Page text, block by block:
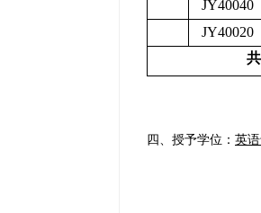
JY40040
JY40020
四、 授予学位 ： 英